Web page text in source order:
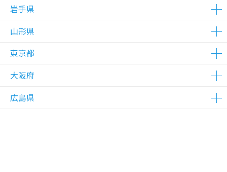
△在庫わずか
△在庫わずか
岩手県
△在庫わずか
山形県
△在庫わずか
東京都
△在庫わずか
大阪府
広島県